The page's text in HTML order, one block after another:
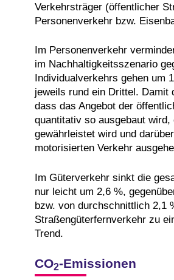
Verkehrsträger (öffentlicher
Personenverkehr bzw.
Im Personenverkehr
im Nachhaltigkeitsszenario
Individualverkehrs gehen um
jeweils rund ein Drittel. Damit
dass das Angebot der
quantitativ so ausgebaut
gewährleistet wird und
motorisierten Verkehr
Im Güterverkehr sinkt die
nur leicht um 2,6 %,
bzw. von durchschnittlich 2,1
Straßengüterfernverkehr zu
Trend.
CO2-Emissionen